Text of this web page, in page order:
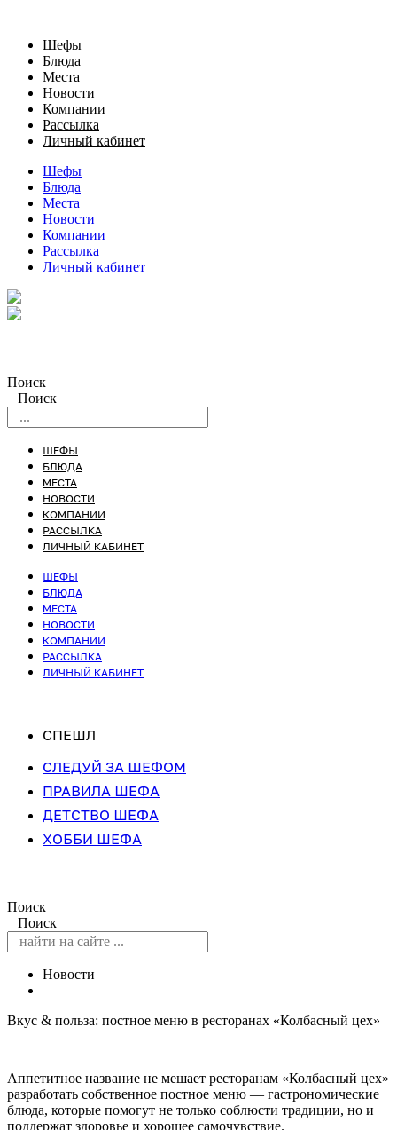
Шефы
Блюда
Места
Новости
Компании
Рассылка
Личный кабинет
Шефы
Блюда
Места
Новости
Компании
Рассылка
Личный кабинет
Поиск
Поиск
ШЕФЫ
БЛЮДА
МЕСТА
НОВОСТИ
КОМПАНИИ
РАССЫЛКА
ЛИЧНЫЙ КАБИНЕТ
ШЕФЫ
БЛЮДА
МЕСТА
НОВОСТИ
КОМПАНИИ
РАССЫЛКА
ЛИЧНЫЙ КАБИНЕТ
СПЕШЛ
СЛЕДУЙ ЗА ШЕФОМ
ПРАВИЛА ШЕФА
ДЕТСТВО ШЕФА
ХОББИ ШЕФА
Поиск
Поиск
Новости
Вкус & польза: постное меню в ресторанах «Колбасный цех»
Аппетитное название не мешает ресторанам «Колбасный цех»
разработать собственное постное меню — гастрономические
блюда, которые помогут не только соблюсти традиции, но и
поддержат здоровье и хорошее самочувствие.